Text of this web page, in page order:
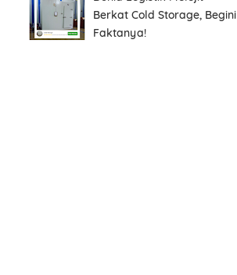
Berkat Cold Storage, Begini
Faktanya!